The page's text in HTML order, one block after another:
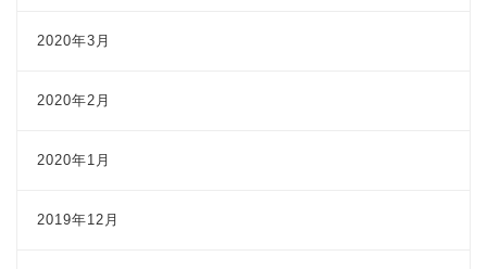
2020年3月
2020年2月
2020年1月
2019年12月